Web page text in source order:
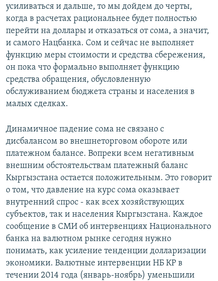
усиливаться и дальше, то мы дойдем до черты,
когда в расчетах рациональнее будет полностью
перейти на доллары и отказаться от сома, а значит,
и самого Нацбанка. Сом и сейчас не выполняет
функцию меры стоимости и средства сбережения,
он пока что формально выполняет функцию
средства обращения, обусловленную
обслуживанием бюджета страны и населения в
малых сделках.
Динамичное падение сома не связано с
дисбалансом во внешнеторговом обороте или
платежном балансе. Вопреки всем негативным
внешним обстоятельствам платежный баланс
Кыргызстана остается положительным. Это говорит
о том, что давление на курс сома оказывает
внутренний спрос - как всех хозяйствующих
субъектов, так и населения Кыргызстана. Каждое
сообщение в СМИ об интервенциях Национального
банка на валютном рынке сегодня нужно
понимать, как усиление тенденции долларизации
экономики. Валютные интервенции НБ КР в
течении 2014 года (январь-ноябрь) уменьшили